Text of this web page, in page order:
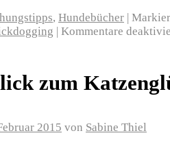
, Hundebücher |
| Kommentare
zum
2015 von Sabine Thiel